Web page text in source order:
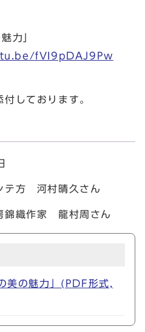
力」
fVI9pDAJ9Pw
しております。
テ方 河村晴久さん
錦織作家 龍村周さん
美の魅力」(PDF形式,